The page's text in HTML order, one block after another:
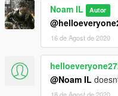
Noam IL Autor
16 de Agost de 2020
@Noam IL